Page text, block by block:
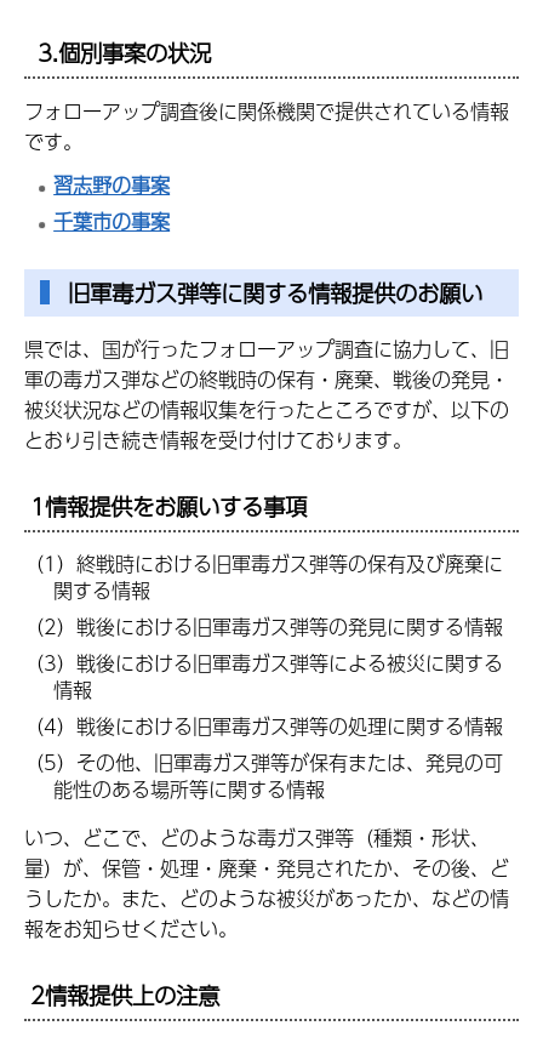
3.個別事案の状況
フォローアップ調査後に関係機関で提供されている情報
です。
習志野の事案
千葉市の事案
旧軍毒ガス弾等に関する情報提供のお願い
県では、国が行ったフォローアップ調査に協力して、旧
軍の毒ガス弾などの終戦時の保有・廃棄、戦後の発見・
被災状況などの情報収集を行ったところですが、以下の
とおり引き続き情報を受け付けております。
1情報提供をお願いする事項
（1）終戦時における旧軍毒ガス弾等の保有及び廃棄に
関する情報
（2）戦後における旧軍毒ガス弾等の発見に関する情報
（3）戦後における旧軍毒ガス弾等による被災に関する
情報
（4）戦後における旧軍毒ガス弾等の処理に関する情報
（5）その他、旧軍毒ガス弾等が保有または、発見の可
能性のある場所等に関する情報
いつ、どこで、どのような毒ガス弾等（種類・形状、
量）が、保管・処理・廃棄・発見されたか、その後、ど
うしたか。また、どのような被災があったか、などの情
報をお知らせください。
2情報提供上の注意